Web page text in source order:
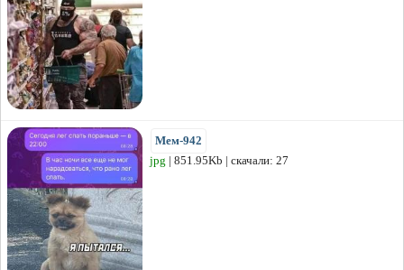
Мем-942
jpg | 851.95Kb | скачали: 27